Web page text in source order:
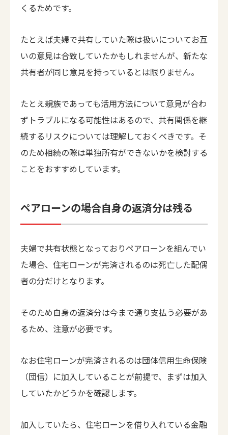
くるためです。
たとえば夫婦で共有していた際は扱いについてお互
いの意見は合致していたかもしれませんが、新たな
共有者が同じ意見を持っているとは限りません。
たとえ親族であっても活用方法について意見が合わ
ずトラブルになる可能性はあるので、共有関係を継
続するリスクについては理解しておくべきです。そ
のため相続の際は単独所有ができないかを検討する
ことをおすすめしています。
ペアローンの場合自身の返済分は残る
夫婦で共有状態となっておりペアローンを組んでい
た場合、住宅ローンが完済されるのは死亡した配偶
者の分だけとなります。
そのため自身の返済分は今まで通り支払う必要があ
るため、注意が必要です。
なお住宅ローンが完済されるのは団体信用生命保険
（団信）に加入していることが前提で、まずは加入
していたかどうかを確認します。
加入していたら、住宅ローンを借り入れている金融